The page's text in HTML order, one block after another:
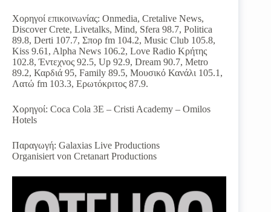
Χορηγοί επικοινωνίας: Onmedia, Cretalive News,
Discover Crete, Livetalks, Mind, Sfera 98.7, Politica
89.8, Derti 107.7, Σπορ fm 104.2, Music Club 105.8,
Kiss 9.61, Alpha News 106.2, Love Radio Κρήτης
102.8, Έντεχνος 92.5, Up 92.9, Dream 90.7, Metro
89.2, Καρδιά 95, Family 89.5, Μουσικό Κανάλι 105.1,
Λατώ fm 103.3, Ερωτόκριτος 87.9.
Χορηγοί: Coca Cola 3Ε – Cristi Academy – Omilos
Hotels
Παραγωγή: Galaxias Live Productions
Organisiert von Cretanart Productions